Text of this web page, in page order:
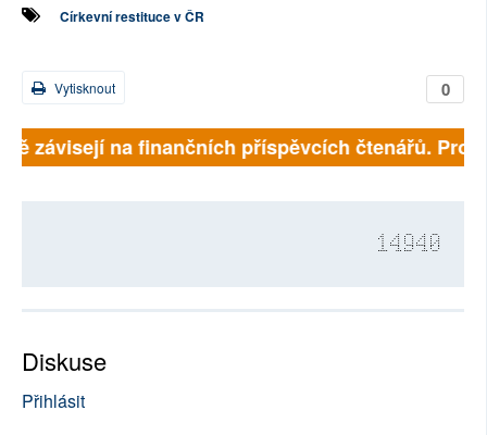
Církevní restituce v ČR
0
Vytisknout
závisejí na finančních příspěvcích čtenářů.
14940
Diskuse
Přihlásit